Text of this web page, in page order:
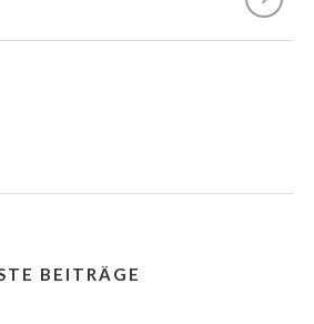
BEITRÄGE